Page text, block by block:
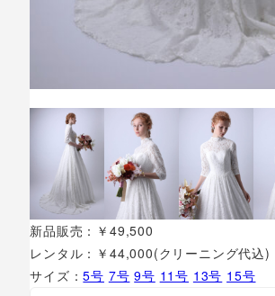
新品販売：￥49,500
レンタル：￥44,000(クリーニング代込)
サイズ：5号 7号 9号 11号 13号 15号